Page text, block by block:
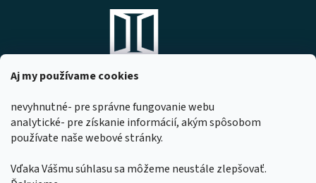
Aj my používame cookies
nevyhnutné- pre správne fungovanie webu
analytické- pre získanie informácií, akým spôsobom
používate naše webové stránky.
Vďaka Vášmu súhlasu sa môžeme neustále zlepšovať.
DOMOVO s.r.o.
Komárňanská 167
947 01 Hurbanovo
IČO: 53967518